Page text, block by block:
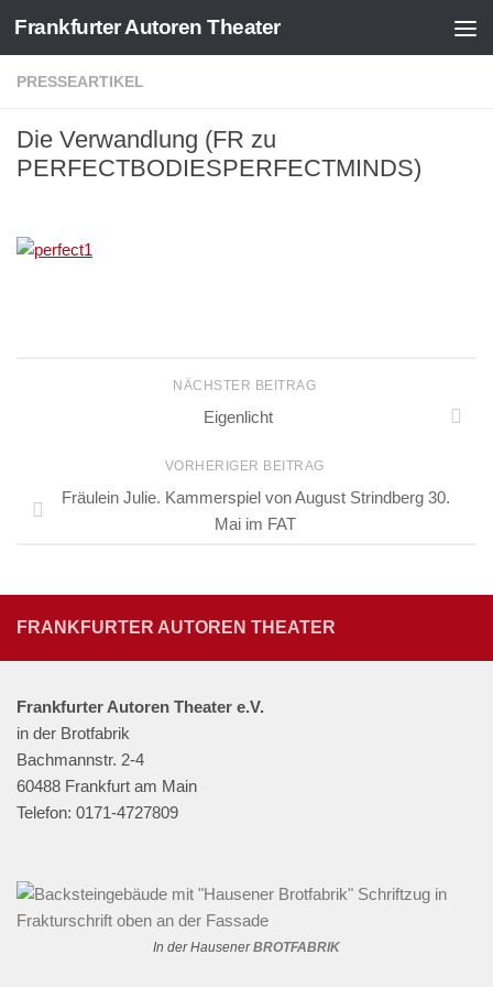
Zum Inhalt springen
Frankfurter Autoren Theater
PRESSEARTIKEL
Die Verwandlung (FR zu
PERFECTBODIESPERFECTMINDS)
NÄCHSTER BEITRAG
Eigenlicht
VORHERIGER BEITRAG
Fräulein Julie. Kammerspiel von August Strindberg 30.
Mai im FAT
FRANKFURTER AUTOREN THEATER
Frankfurter Autoren Theater e.V.
in der Brotfabrik
Bachmannstr. 2-4
60488 Frankfurt am Main
Telefon: 0171-4727809
In der HausenerBROTFABRIK